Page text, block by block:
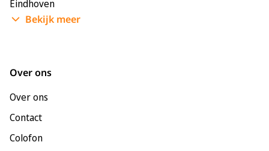
Eindhoven
Enschede
Bekijk meer
Over ons
Over ons
Contact
Colofon